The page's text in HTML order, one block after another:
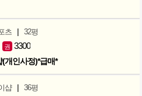
츠 | 32평
권 3300
개인사정)*급매*
샵 | 36평